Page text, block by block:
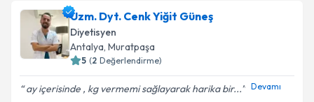
Uzm. Dyt. Cenk Yiğit Güneş
Diyetisyen
Antalya, Muratpaşa
5 (2 Değerlendirme)
ay içerisinde , kg vermemi sağlayarak harika bir... Devamı